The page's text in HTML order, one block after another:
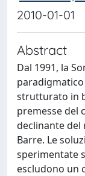
2010-01-01
Abstract
Dal 1991, la
strutturato in
premesse del
declinante
Barre. Le
sperimentate
escludono un